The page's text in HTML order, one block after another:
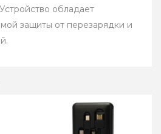
обладает
защиты от перезарядки и